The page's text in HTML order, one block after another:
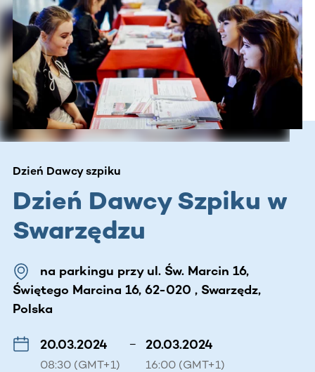
Dzień Dawcy szpiku
Dzień Dawcy Szpiku w
Swarzędzu
na parkingu przy ul. Św. Marcin 16,
Świętego Marcina 16, 62-020 , Swarzędz,
Polska
20.03.2024
08:30 (GMT+1)
– 20.03.2024
16:00 (GMT+1)